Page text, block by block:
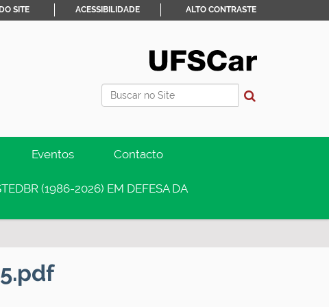
Busca
SITE ACESSIBILIDADE ALTO CONTRASTE
Eventos Contacto
(1986-2026) EM DEFESA DA